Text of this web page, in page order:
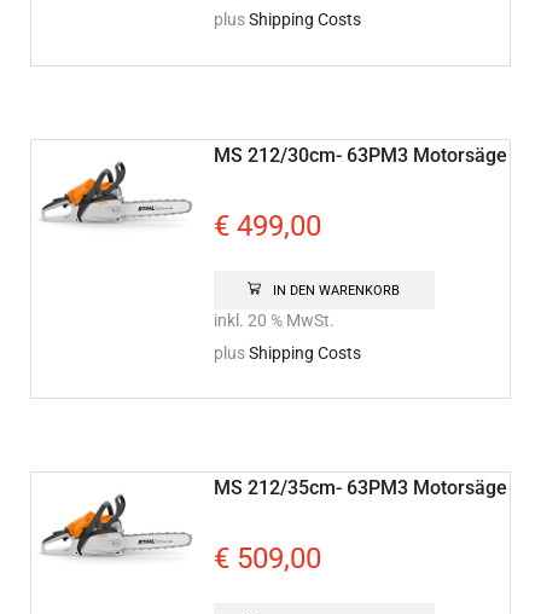
plusShipping Costs
MS 212/30cm- 63PM3 Motorsäge
€499,00
IN DEN WARENKORB
inkl. 20 % MwSt.
plusShipping Costs
MS 212/35cm- 63PM3 Motorsäge
€509,00